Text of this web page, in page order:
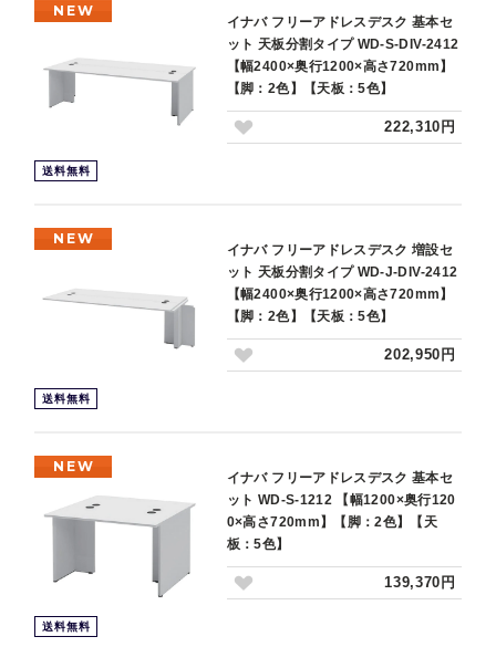
NEW
送料無料
イナバ フリーアドレスデスク 基本セ
ット 天板分割タイプ WD-S-DIV-2412
【幅2400×奥行1200×高さ720mm】
【脚：2色】【天板：5色】
222,310円
NEW
送料無料
イナバ フリーアドレスデスク 増設セ
ット 天板分割タイプ WD-J-DIV-2412
【幅2400×奥行1200×高さ720mm】
【脚：2色】【天板：5色】
202,950円
NEW
送料無料
イナバ フリーアドレスデスク 基本セ
ット WD-S-1212 【幅1200×奥行120
0×高さ720mm】【脚：2色】【天
板：5色】
139,370円